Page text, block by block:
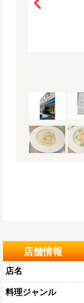
店舗情報
店名
料理ジャンル